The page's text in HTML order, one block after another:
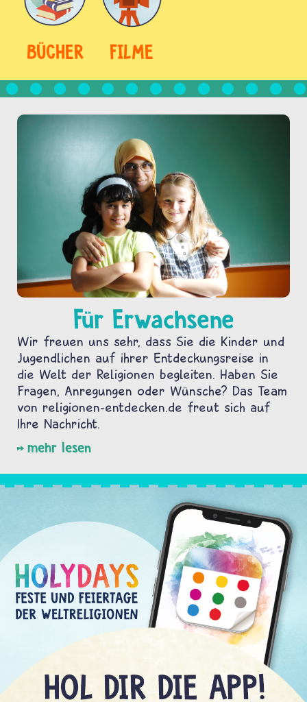
BÜCHER FILME
Für Erwachsene
Wir freuen uns sehr, dass Sie die Kinder und
Jugendlichen auf ihrer Entdeckungsreise in
die Welt der Religionen begleiten. Haben Sie
Fragen, Anregungen oder Wünsche? Das Team
von religionen-entdecken.de freut sich auf
Ihre Nachricht.
mehr lesen